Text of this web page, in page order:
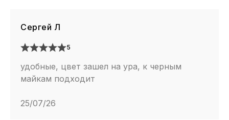
Сергей Л
5
удобные, цвет зашел на ура, к черным
майкам подходит
25/07/26